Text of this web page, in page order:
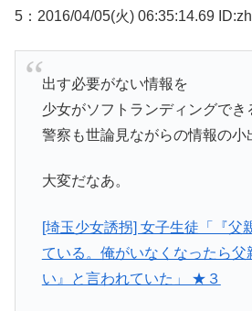
5：2016/04/05(火) 06:35:14.69
出す必要がない情報を
少女がソフトランディングでき
警察も世論見ながらの情報の小
大変だなあ。
[埼玉少女誘拐] 女子生徒「『父
ている。俺がいなくなったら父
い』と言われていた」 ★３